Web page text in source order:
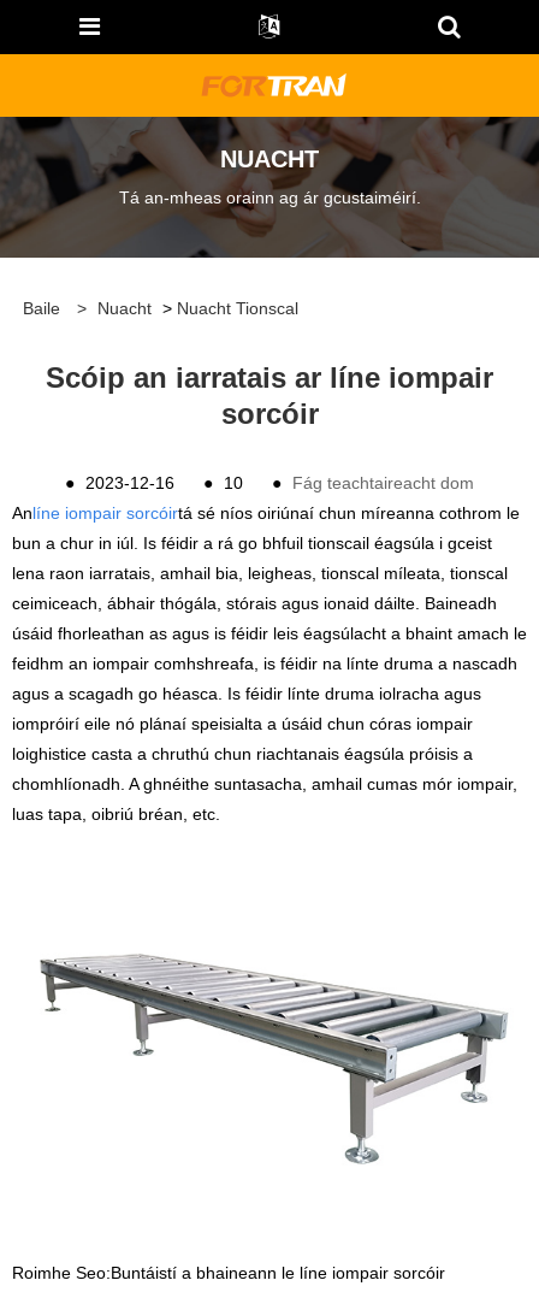
NUACHT
Tá an-mheas orainn ag ár gcustaiméirí.
Baile > Nuacht > Nuacht Tionscal
Scóip an iarratais ar líne iompair
sorcóir
● 2023-12-16 ● 10 ●
Fág teachtaireacht dom
Anlíne iompair sorcóirtá sé níos oiriúnaí chun míreanna cothrom le
bun a chur in iúl. Is féidir a rá go bhfuil tionscail éagsúla i gceist
lena raon iarratais, amhail bia, leigheas, tionscal míleata, tionscal
ceimiceach, ábhair thógála, stórais agus ionaid dáilte. Baineadh
úsáid fhorleathan as agus is féidir leis éagsúlacht a bhaint amach le
feidhm an iompair comhshreafa, is féidir na línte druma a nascadh
agus a scagadh go héasca. Is féidir línte druma iolracha agus
iompróirí eile nó plánaí speisialta a úsáid chun córas iompair
loighistice casta a chruthú chun riachtanais éagsúla próisis a
chomhlíonadh. A ghnéithe suntasacha, amhail cumas mór iompair,
luas tapa, oibriú bréan, etc.
Roimhe Seo:Buntáistí a bhaineann le líne iompair sorcóir